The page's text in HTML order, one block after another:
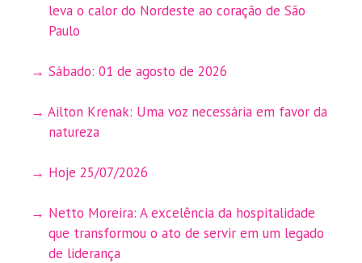
leva o calor do Nordeste ao coração de São
Paulo
Sábado: 01 de agosto de 2026
Ailton Krenak: Uma voz necessária em favor da
natureza
Hoje 25/07/2026
Netto Moreira: A excelência da hospitalidade
que transformou o ato de servir em um legado
de liderança